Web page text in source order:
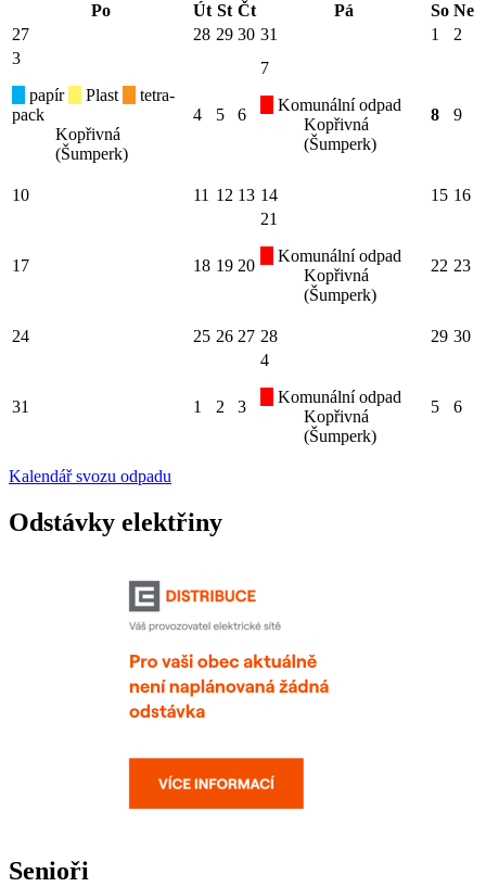
Po
Út St Čt Pá So Ne
27
28 29 30 31 1
2
3
papír
Plast
tetra-
pack
Kopřivná
(Šumperk)
4 5 6
7
Komunální odpad
Kopřivná
(Šumperk)
8 9
10 11 12 13 14 15 16
17 18 19 20
21
Komunální odpad
Kopřivná
(Šumperk)
22 23
24 25 26 27 28 29 30
31 1 2 3
4
Komunální odpad
Kopřivná
(Šumperk)
5 6
Kalendář svozu odpadu
Odstávky elektřiny
Senioři